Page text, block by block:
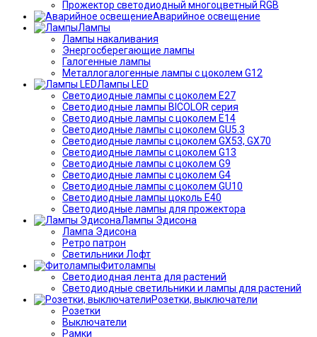
Прожектор светодиодный многоцветный RGB
Аварийное освещение
Лампы
Лампы накаливания
Энергосберегающие лампы
Галогенные лампы
Металлогалогенные лампы с цоколем G12
Лампы LED
Светодиодные лампы с цоколем E27
Светодиодные лампы BICOLOR серия
Светодиодные лампы с цоколем E14
Светодиодные лампы с цоколем GU5.3
Светодиодные лампы с цоколем GX53, GX70
Светодиодные лампы с цоколем G13
Светодиодные лампы с цоколем G9
Светодиодные лампы с цоколем G4
Светодиодные лампы с цоколем GU10
Светодиодные лампы цоколь Е40
Светодиодные лампы для прожектора
Лампы Эдисона
Лампа Эдисона
Ретро патрон
Светильники Лофт
Фитолампы
Светодиодная лента для растений
Светодиодные светильники и лампы для растений
Розетки, выключатели
Розетки
Выключатели
Рамки